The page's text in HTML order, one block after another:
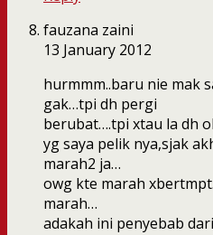
fauzana zaini
13 January 2012
hurmmm..baru nie mak
gak…tpi dh pergi
berubat….tpi xtau la dh
yg saya pelik nya,sjak
marah2 ja…
owg kte marah
marah…
adakah ini penyebab